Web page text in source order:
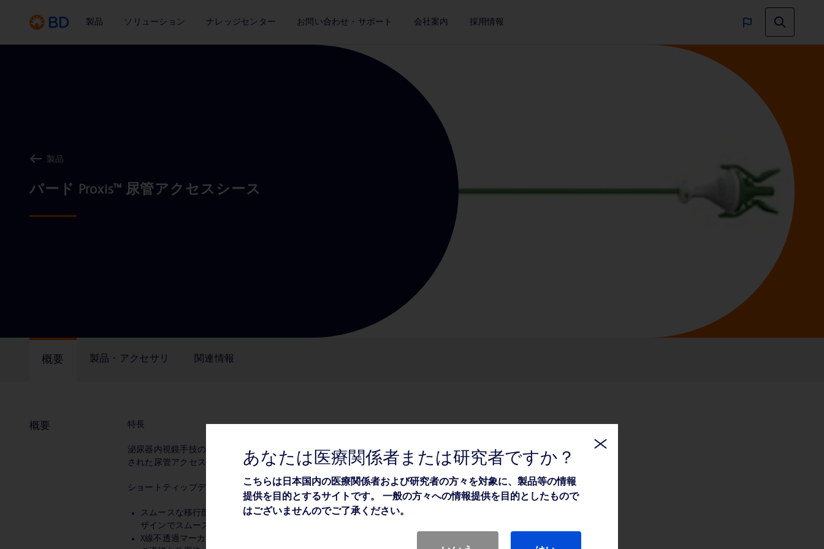
製品 ソリューション ナレッジセンター お問い合わせ・サポート 会社案内 採用情報
製品
概要 製品・アクセサリ 関連情報
概要 特長
泌尿器内視鏡手技の際に使用される、表面に親水性コーティングの施
された尿管アクセスシースです。
ショートティップデザインにより結石近位へのアクセスが可能です。
スムースな移行部：ダイレータとシースの移行部は段差が少ないデ
ザインでスムースな尿路へのアクセスをサポートします。
X線不透過マーカー：シース先端のX線不透過マーカーが透視化で
あなたは医療関係者または研究者ですか？
こちらは日本国内の医療関係者および研究者の方々を対象に、製品等の情報
提供を目的とするサイトです。 一般の方々への情報提供を目的としたもので
はございませんのでご了承ください。